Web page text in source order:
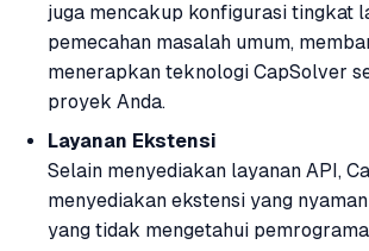
juga mencakup konfigurasi tingkat
pemecahan masalah umum,
menerapkan teknologi CapSolver
proyek Anda.
Layanan Ekstensi
Selain menyediakan layanan API,
menyediakan ekstensi yang
yang tidak mengetahui